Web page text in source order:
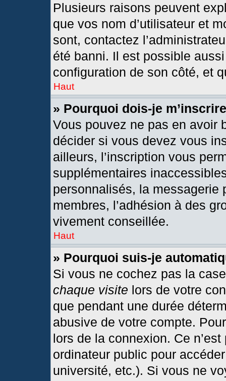
Plusieurs raisons peuvent
que vos nom d’utilisateur et
sont, contactez
été banni. Il est possible
configuration de son côté, et
Haut
» Pourquoi dois-je
Vous pouvez ne pas en avoir
décider si vous devez vous
ailleurs, l’inscription vous
supplémentaires
personnalisés, la messagerie
membres, l’adhésion à des
vivement conseillée.
Haut
» Pourquoi suis-je
Si vous ne cochez pas la
chaque visite lors de votre
que pendant une durée
abusive de votre compte.
lors de la connexion. Ce
ordinateur public pour
université, etc.). Si vous ne